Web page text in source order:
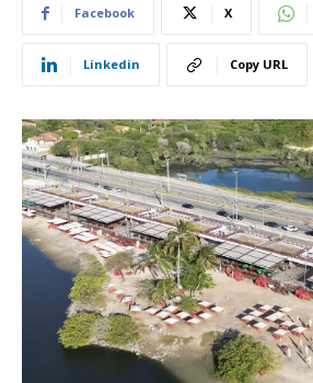
Facebook X
Linkedin Copy URL